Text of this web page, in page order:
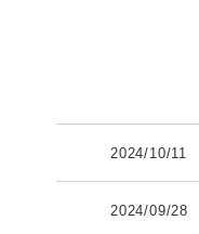
2024/10/11
2024/09/28